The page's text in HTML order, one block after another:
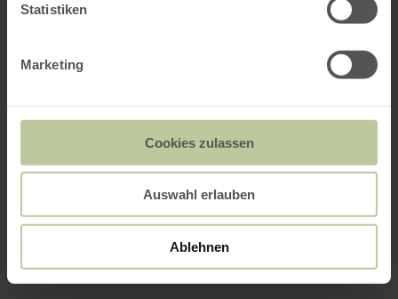
Statistiken
Marketing
Cookies zulassen
Auswahl erlauben
Ablehnen